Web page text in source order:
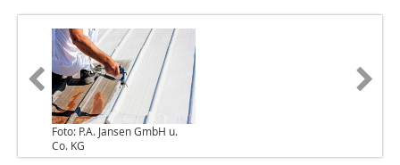
Foto: P.A. Jansen GmbH u.
Co. KG